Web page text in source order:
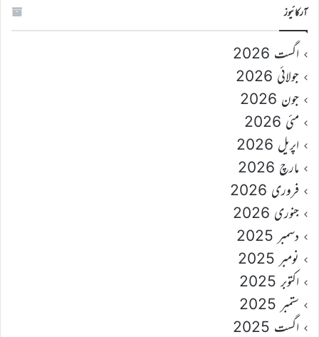
آرکائیوز
اگست 2026
جولائی 2026
جون 2026
مئی 2026
اپریل 2026
مارچ 2026
فروری 2026
جنوری 2026
دسمبر 2025
نومبر 2025
اکتوبر 2025
ستمبر 2025
اگست 2025